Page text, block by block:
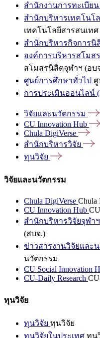
สำนักงานการทะเบียน
สำนักบริหารเทคโนโ
เทคโนโลยีสารสนเทศ
สำนักบริหารกิจการนิ
องค์การบริหารสโมส
สโมสรนิสิตจุฬาฯ (อบ
ศูนย์การศึกษาทั่วไป ศู
การประเมินออนไลน์
วิจัยและนวัตกรรม
CU Innovation Hub
Chula DigiVerse
สำนักบริหารวิจัย
ทุนวิจัย
วิจัยและนวัตกรรม
Chula DigiVerse Chula
CU Innovation Hub
สำนักบริหารวิจัยจุฬา
(สบจ.)
ข่าวสารงานวิจัยและ
นวัตกรรม
CU Social Innovation
CU-Daily Research
ทุนวิจัย
ทุนวิจัย ทุนวิจัย
ทุนวิจัยในประเทศ ทุน